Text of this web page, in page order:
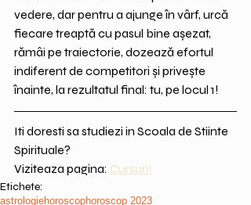
vedere, dar pentru a ajunge în vârf, urcă
fiecare treaptă cu pasul bine așezat,
rămâi pe traiectorie, dozează efortul
indiferent de competitori și privește
înainte, la rezultatul final: tu, pe locul 1!
Iti doresti sa studiezi in Scoala de Stiinte
Spirituale?
Viziteaza pagina: Cursuri!
Etichete:
astrologiehoroscophoroscop 2023